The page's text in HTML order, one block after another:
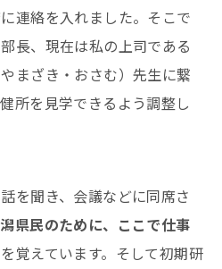
連絡を入れました。そこで
長、現在は私の上司である
まざき・おさむ）先生に繋
所を見学できるよう調整し
を聞き、会議などに同席さ
潟県民のために、ここで仕事
覚えています。そして初期研